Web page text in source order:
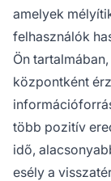
amelyek
felhasználók
Ön
központként
több pozitív
idő,
esély a